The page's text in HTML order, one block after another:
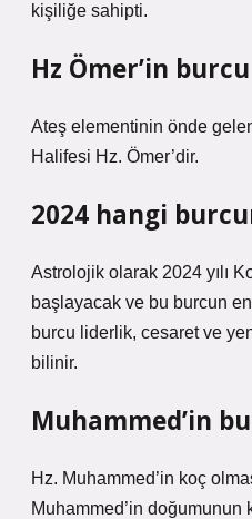
kişiliğe sahipti.
Hz Ömer’in
Ateş elementinin önde
Halifesi Hz. Ömer’dir.
2024 hangi
Astrolojik olarak 2024 yılı
başlayacak ve bu burcun
burcu liderlik, cesaret ve
bilinir.
Muhammed’in
Hz. Muhammed’in koç
Muhammed’in doğumunun